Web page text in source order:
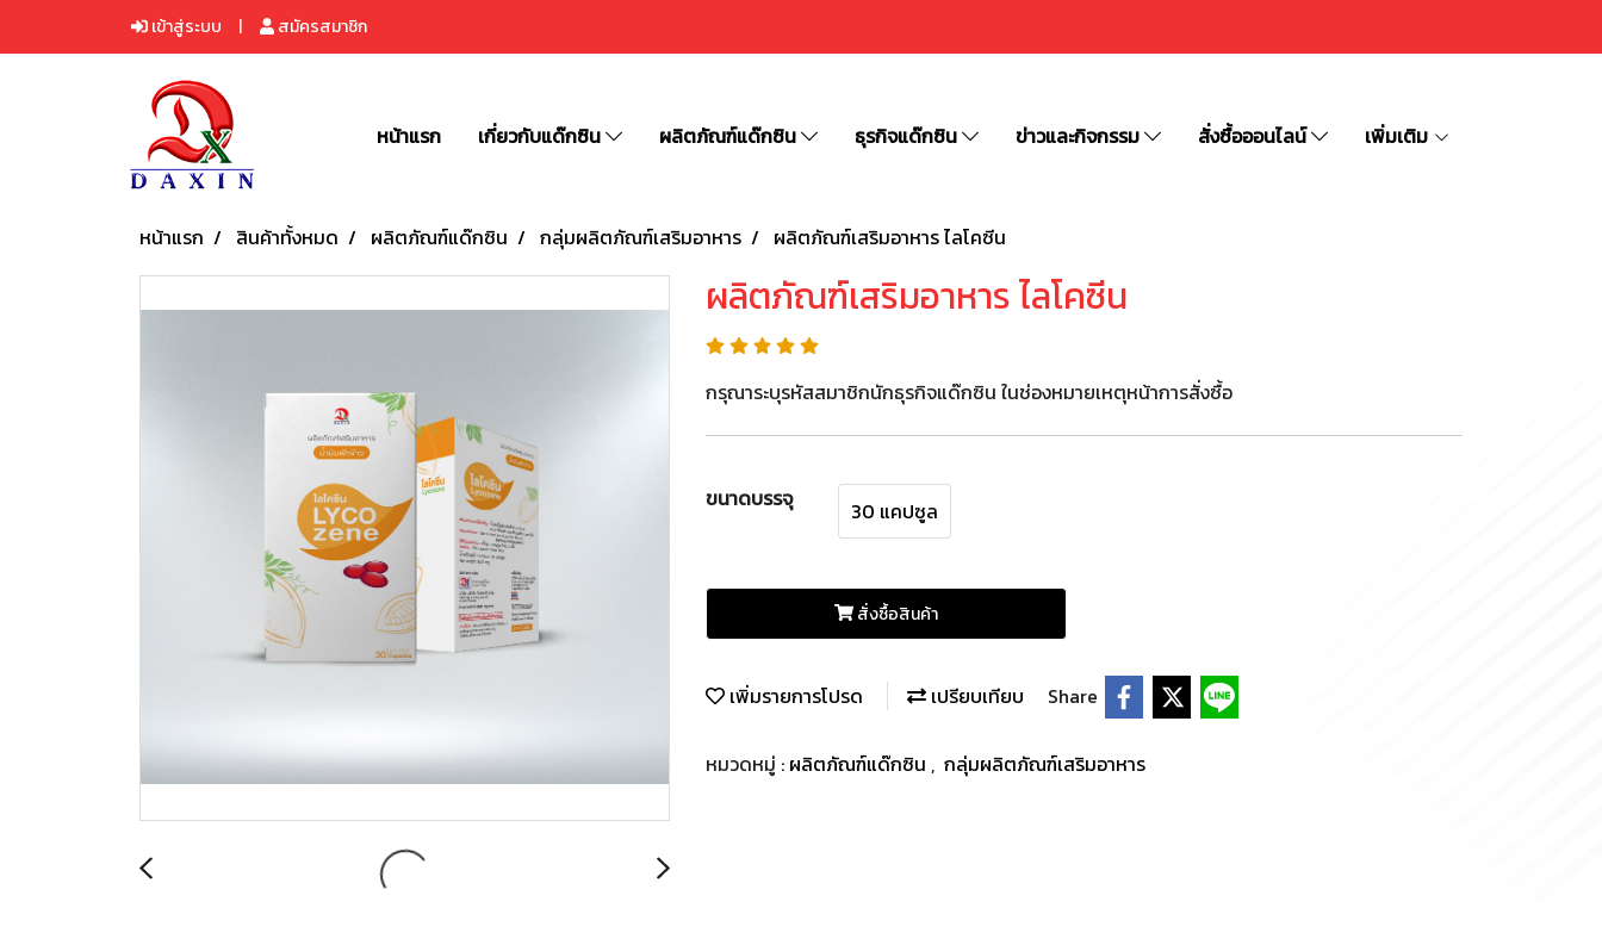
เข้าสู่ระบบ สมัครสมาชิก
หน้าแรก เกี่ยวกับแด๊กซิน ผลิตภัณฑ์แด๊กซิน ธุรกิจแด๊กซิน ข่าวและกิจกรรม สั่งซื้อออนไลน์ เพิ่มเติม
หน้าแรก สินค้าทั้งหมด ผลิตภัณฑ์แด๊กซิน กลุ่มผลิตภัณฑ์เสริมอาหาร ผลิตภัณฑ์เสริมอาหาร ไลโคซีน
ผลิตภัณฑ์เสริมอาหาร ไลโคซีน
กรุณาระบุรหัสสมาชิกนักธุรกิจแด๊กซิน ในช่องหมายเหตุหน้าการสั่งซื้อ
ขนาดบรรจุ 30 แคปซูล
สั่งซื้อสินค้า
เพิ่มรายการโปรด เปรียบเทียบ Share
หมวดหมู่ : ผลิตภัณฑ์แด๊กซิน , กลุ่มผลิตภัณฑ์เสริมอาหาร